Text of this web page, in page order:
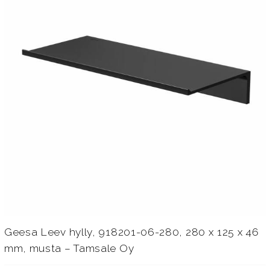
Geesa Leev hylly, 918201-06-280, 280 x 125 x 46
mm, musta – Tamsale Oy